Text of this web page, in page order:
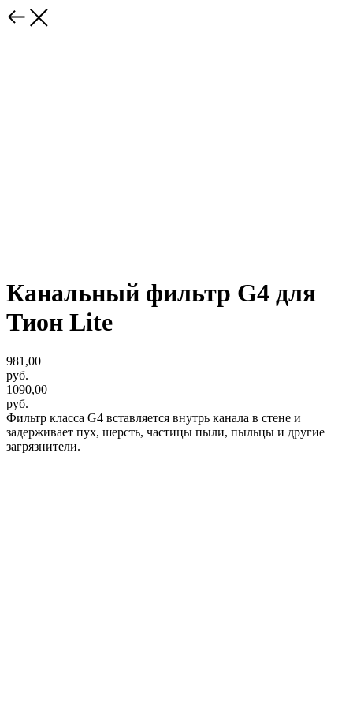
Канальный фильтр G4 для
Тион Lite
981,00
руб.
1090,00
руб.
Фильтр класса G4 вставляется внутрь канала в стене и
задерживает пух, шерсть, частицы пыли, пыльцы и другие
загрязнители.